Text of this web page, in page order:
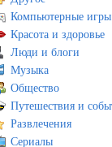
Компьютерные игры
Красота и здоровье
Люди и блоги
Музыка
Общество
Путешествия и
Развлечения
Сериалы